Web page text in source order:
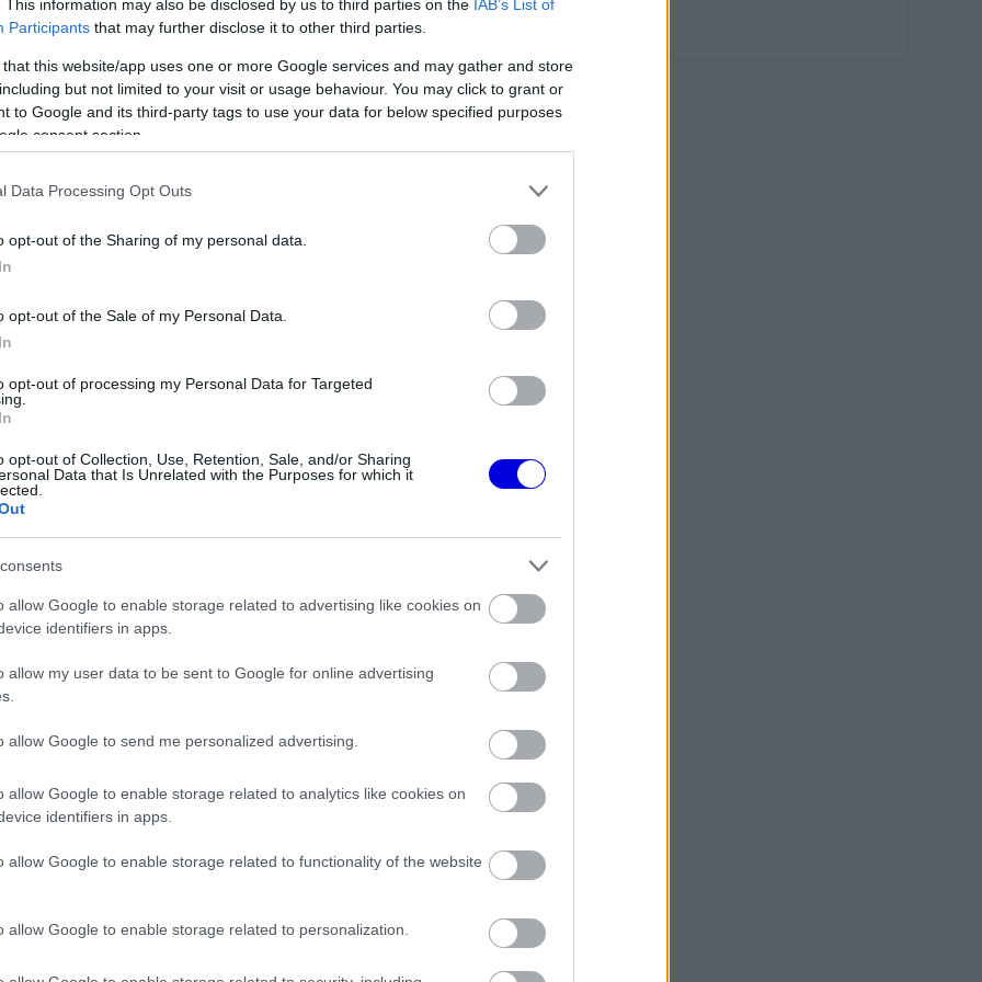
This information may also be disclosed by us to third parties on the IAB’s List of
Participants that may further disclose it to other third parties.
that this website/app uses one or more Google services and may gather and store
but not limited to your visit or usage behaviour. You may click to grant or
to Google and its third-party tags to use your data for below specified purposes
consent section.
Data Processing Opt Outs
opt-out of the Sharing of my personal data.
opt-out of the Sale of my Personal Data.
opt-out of processing my Personal Data for Targeted
opt-out of Collection, Use, Retention, Sale, and/or Sharing
Data that Is Unrelated with the Purposes for which it
allow Google to enable storage related to advertising like cookies on
identifiers in apps.
allow my user data to be sent to Google for online advertising
allow Google to send me personalized advertising.
allow Google to enable storage related to analytics like cookies on
identifiers in apps.
allow Google to enable storage related to functionality of the website
allow Google to enable storage related to personalization.
megnehezíthetik az istálló dolgát az
Alonso
ugyanis a japán gyártó riválisainál
fejlesztésében. Nelson
nem csak a motorral lehetnek gondok,
technikai jellegű akadályok is lassíthatják az
arról, mennyire várja a személyes
lehet majd igazán összehasonlításokat
volt eddig.
mellett, ugyanis egyre több a morgolódás
motorral, az üzemanyaggal, vagy akár